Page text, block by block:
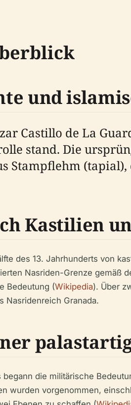
und
Castillo de La
stand. Die
Stampflehm
Kastilien
des 13. Jahrhunderts von
Nasriden-Grenze gemäß
Bedeutung (Wikipedia). Über
Nasridenreich Granada.
begann die militärische
wurden vorgenommen,